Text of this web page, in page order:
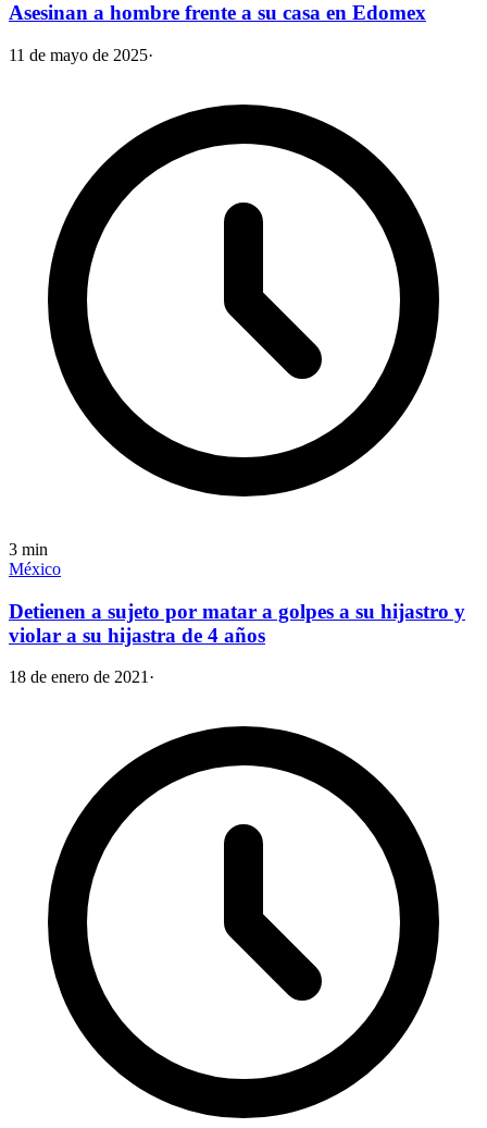
Asesinan a hombre frente a su casa en Edomex
11 de mayo de 2025·
3 min
México
Detienen a sujeto por matar a golpes a su hijastro y
violar a su hijastra de 4 años
18 de enero de 2021·